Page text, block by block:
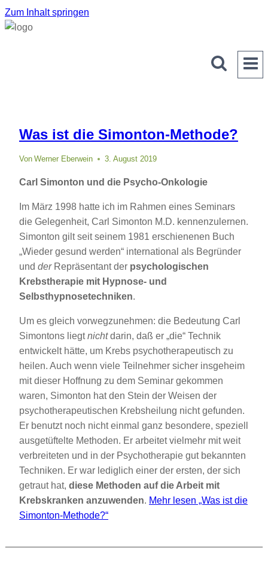
Zum Inhalt springen
Was ist die Simonton-Methode?
Von Werner Eberwein 3. August 2019
Carl Simonton und die Psycho-Onkologie
Im März 1998 hatte ich im Rahmen eines Seminars
die Gelegenheit, Carl Simonton M.D. kennenzulernen.
Simonton gilt seit seinem 1981 erschienenen Buch
„Wieder gesund werden“ international als Begründer
und derRepräsentant der psychologischen
Krebstherapie mit Hypnose- und
Selbsthypnosetechniken.
Um es gleich vorwegzunehmen: die Bedeutung Carl
Simontons liegtnichtdarin, daß er „die“ Technik
entwickelt hätte, um Krebs psychotherapeutisch zu
heilen. Auch wenn viele Teilnehmer sicher insgeheim
mit dieser Hoffnung zu dem Seminar gekommen
waren, Simonton hat den Stein der Weisen der
psychotherapeutischen Krebsheilung nicht gefunden.
Er benutzt noch nicht einmal ganz besondere, speziell
ausgetüftelte Methoden. Er arbeitet vielmehr mit weit
verbreiteten und in der Psychotherapie gut bekannten
Techniken. Er war lediglich einer der ersten, der sich
getraut hat, diese Methoden auf die Arbeit mit
Krebskranken anzuwenden. Mehr lesen „Was ist die
Simonton-Methode?“